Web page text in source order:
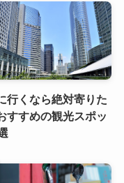
行くなら絶対寄りた
すすめの観光スポッ